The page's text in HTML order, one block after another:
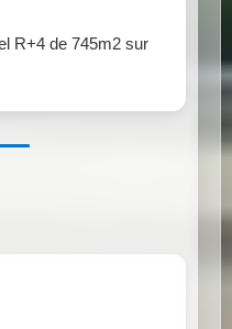
R+4 de 745m2 sur